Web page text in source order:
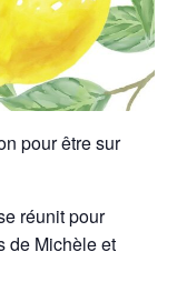
pour être sur
réunit pour
de Michèle et